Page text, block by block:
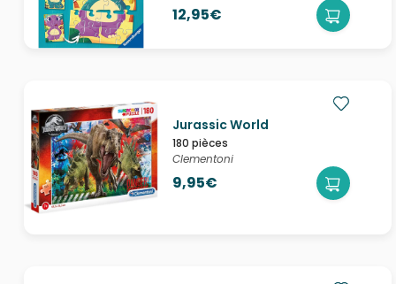
12,95€
Jurassic World
180 pièces
Clementoni
9,95€